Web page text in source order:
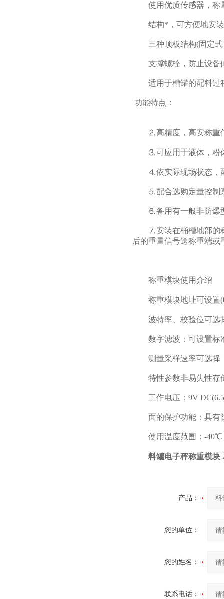
使用优质传感器，称
结构*，可方便地安装
三种顶板结构(固定式
支撑螺栓，防止设备
适用于槽罐的配料过
功能特点：
⒉高精度，高安称重传
⒊可应用于液体，粉体
⒋依实际现场状态，配
⒌配合选购定量控制系
⒍备用有一般非防爆型
⒎安装在桶槽地部的称
后的重量信号送称重端或
称重模块使用介绍
称重模块地址可设置(0
波特率、校验位可选择
数字滤波：可设置标
测量采样速率可选择
特性参数非易失性存
工作电压：9V
面的保护功能：具有
使用温度范围：-40℃
料罐电子秤称重模块
产品：
您的单位：
您的姓名：
联系电话：